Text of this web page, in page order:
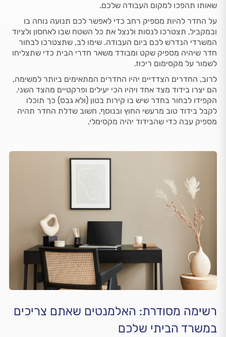
שאותו תהפכו למקום העבודה שלכם.
על החדר להיות מספיק רחב כדי לאפשר לכם תנועה נוחה בו
ובמקביל, תצטרכו לנסות ולנצל את כל השטח שבו לאחסון ולציוד
המשרדי הנדרש לכם ביום העבודה. שימו לב, שתצטרכו לבחור
חדר שיהיה מספיק שקט ומבודד משאר חדרי הבית כדי שתצליחו
לשמור על מקסימום ריכוז.
לרוב, החדרים הצדדיים יהיו החדרים המתאימים ביותר למשימה,
הם יצרו בידוד מצד אחד ויהיו הכי יעילים ופרקטיים מהצד השני.
הקפידו לבחור בחדר שיש בו קירות בטון (ולא גבס) כך תוכלו
לקבל בידוד טוב מרעשי החוץ ובנוסף, חשוב שדלת החדר תהיה
מספיק עבה כדי שהבידוד יהיה מקסימלי.
רשימה מסודרת: האלמנטים שאתם צריכים
במשרד הביתי שלכם